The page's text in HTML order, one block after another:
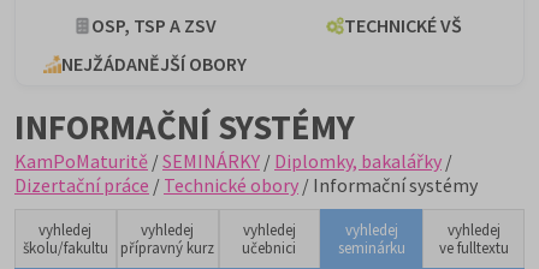
OSP, TSP A ZSV
TECHNICKÉ VŠ
NEJŽÁDANĚJŠÍ OBORY
INFORMAČNÍ SYSTÉMY
KamPoMaturitě /SEMINÁRKY / Diplomky, bakalářky /
Dizertační práce / Technické obory / Informační systémy
vyhledej
školu/fakultu
vyhledej
přípravný kurz
vyhledej
učebnici
vyhledej
seminárku
vyhledej
ve fulltextu